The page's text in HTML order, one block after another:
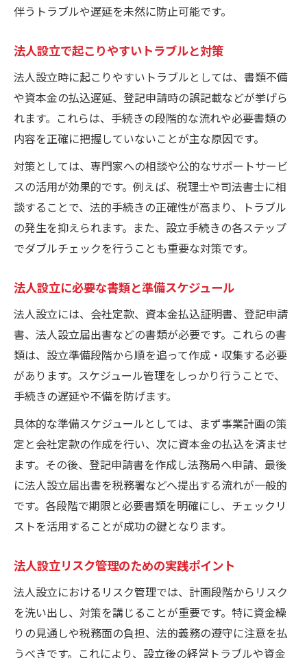
伴うトラブルや遅延を未然に防止可能です。
法人設立で起こりやすいトラブルと対策
法人設立時に起こりやすいトラブルとしては、書類不備
や資本金の払込遅延、登記申請時の誤記載などが挙げら
れます。これらは、手続きの段階的な流れや必要書類の
内容を正確に把握していないことが主な原因です。
対策としては、専門家への相談や公的なサポートサービ
スの活用が効果的です。例えば、税理士や司法書士に相
談することで、法的手続きの正確性が高まり、トラブル
の発生を抑えられます。また、設立手続きの各ステップ
でダブルチェックを行うことも重要な対策です。
法人設立に必要な書類と準備スケジュール
法人設立には、会社定款、資本金払込証明書、登記申請
書、法人設立届出書などの書類が必要です。これらの書
類は、設立準備段階から順を追って作成・収集する必要
があります。スケジュール管理をしっかり行うことで、
手続きの遅延や不備を防げます。
具体的な準備スケジュールとしては、まず事業計画の策
定と会社定款の作成を行い、次に資本金の払込を済ませ
ます。その後、登記申請書を作成し法務局へ申請、最後
に法人設立届出書を税務署などへ提出する流れが一般的
です。各段階で期限と必要書類を明確にし、チェックリ
ストを活用することが成功の鍵となります。
法人設立リスク管理のための実践ポイント
法人設立におけるリスク管理では、計画段階からリスク
を洗い出し、対策を講じることが重要です。特に資金繰
りの見通しや税務面の負担、法的義務の遵守に注意を払
うべきです。これにより、設立後の経営トラブルや資金